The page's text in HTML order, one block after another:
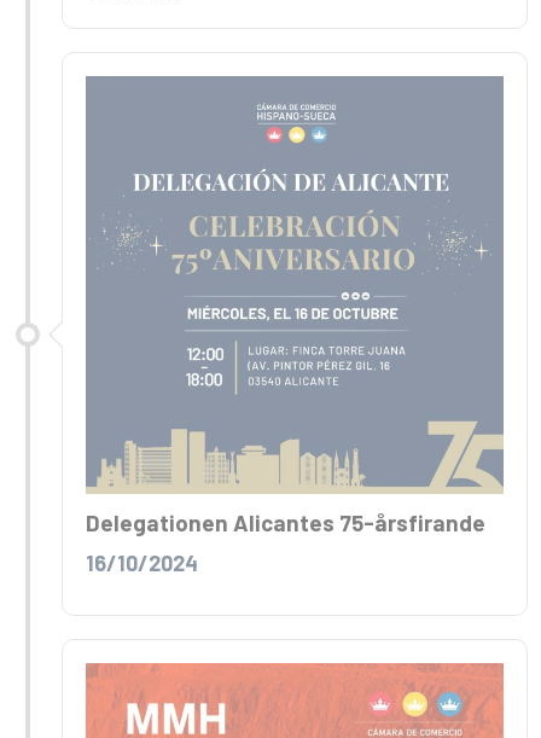
Delegationen Alicantes 75-årsfirande
16/10/2024